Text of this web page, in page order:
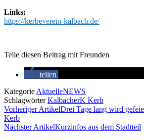
Links:
https://kerbeverein-kalbach.de/
Teile diesen Beitrag mit Freunden
teilen
Kategorie AktuelleNEWS
SchlagwörterKalbacherK Kerb
Vorheriger ArtikelDrei Tage lang wird
Kerb
Nächster ArtikelKurzinfos aus dem Stadtteil